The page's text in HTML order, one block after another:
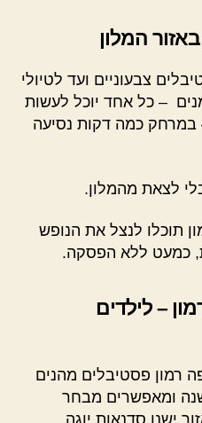
המלון
צבעוניים ועד לטיולי
– כל אחד יוכל לעשות
כמה דקות נסיעה
לצאת מהמלון.
תוכלו לנצל את הנופש
כמעט ללא הפסקה.
– לילדים
רמון פסטיבלים מהנים
ומאפשרים מבחר
ישנן סדנאות יוגה,